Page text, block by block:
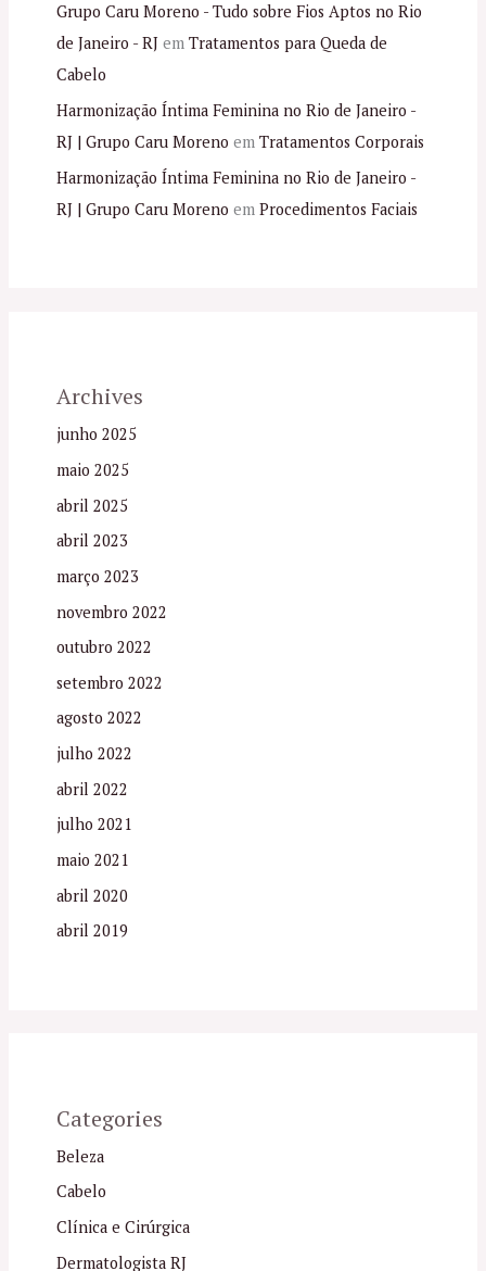
Grupo Caru Moreno - Tudo sobre Fios Aptos no Rio
de Janeiro - RJem Tratamentos para Queda de
Cabelo
Harmonização Íntima Feminina no Rio de Janeiro -
RJ | Grupo Caru Moreno em Tratamentos Corporais
Harmonização Íntima Feminina no Rio de Janeiro -
RJ | Grupo Caru Moreno em Procedimentos Faciais
Archives
junho 2025
maio 2025
abril 2025
abril 2023
março 2023
novembro 2022
outubro 2022
setembro 2022
agosto 2022
julho 2022
abril 2022
julho 2021
maio 2021
abril 2020
abril 2019
Categories
Beleza
Cabelo
Clínica e Cirúrgica
Dermatologista RJ